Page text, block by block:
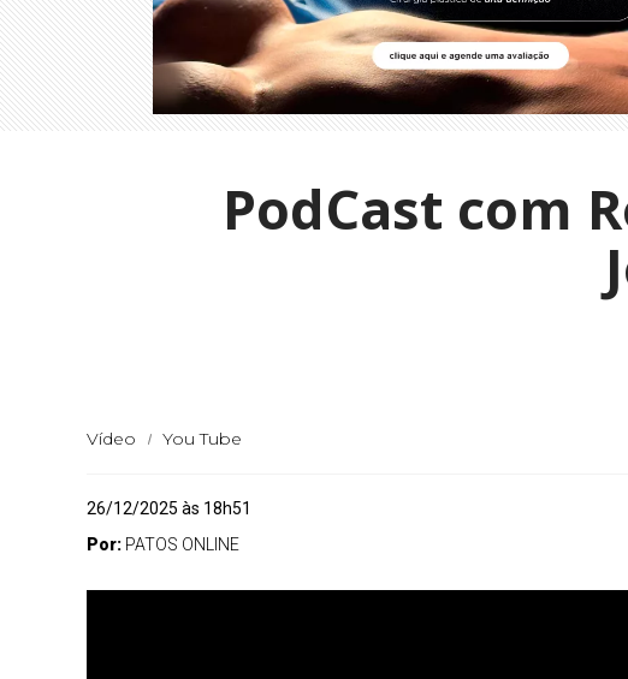
PodCast com
Vídeo You Tube
26/12/2025 às 18h51
Por: PATOS ONLINE